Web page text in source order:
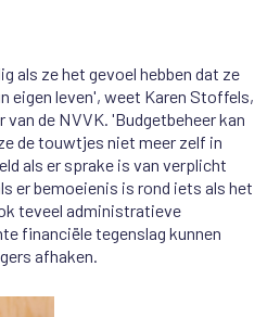
als ze het gevoel hebben dat ze
eigen leven', weet Karen Stoffels,
de NVVK. 'Budgetbeheer kan
de touwtjes niet meer zelf in
als er sprake is van verplicht
er bemoeienis is rond iets als het
teveel administratieve
financiële tegenslag kunnen
afhaken.